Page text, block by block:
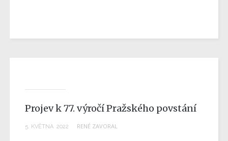
Projev k 77. výročí Pražského povstání
5 KVĚTNA 2022 RENÉ ZAVORAL